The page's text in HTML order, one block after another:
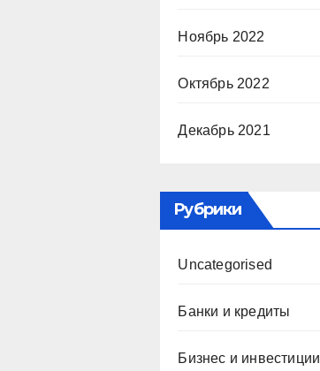
Ноябрь 2022
Октябрь 2022
Декабрь 2021
Рубрики
Uncategorised
Банки и кредиты
Бизнес и инвестиции